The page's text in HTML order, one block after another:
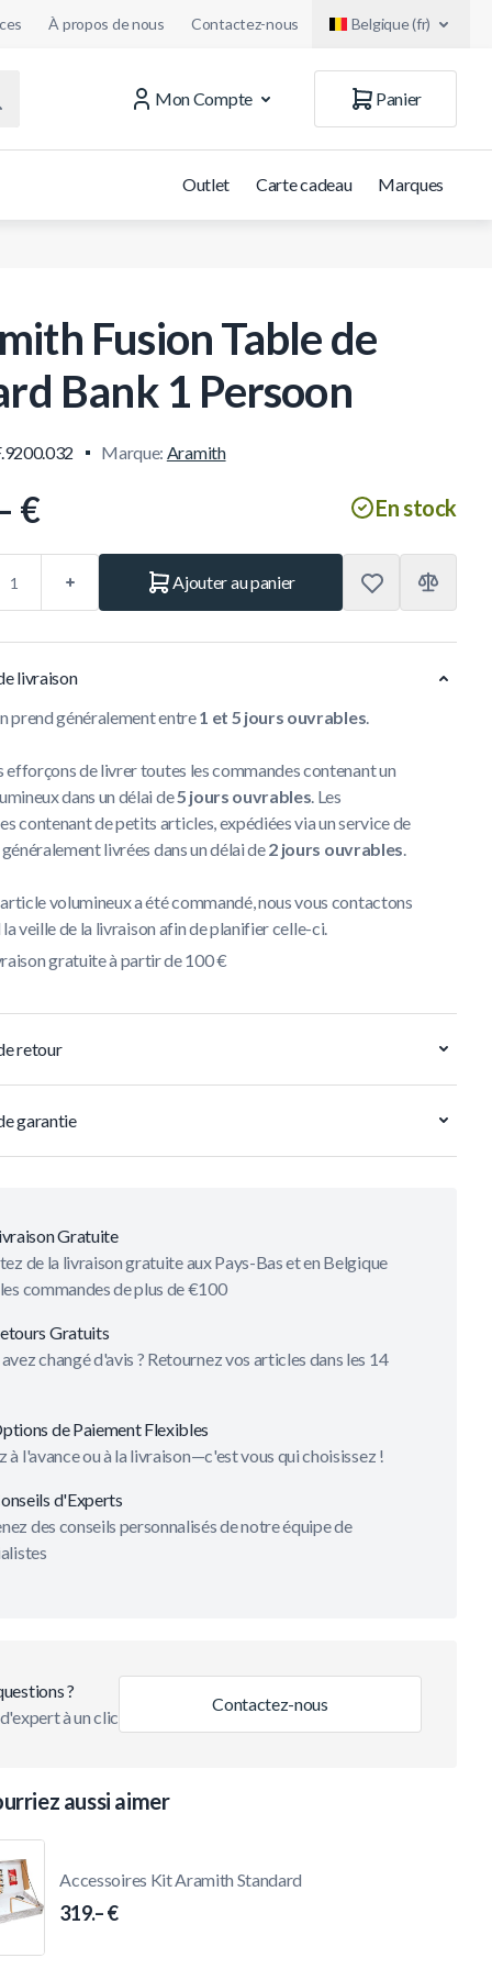
À propos de nous Contactez-nous Belgique (fr)
Mon Compte Panier
Outlet Carte cadeau Marques
Fusion Table de
Bank 1 Persoon
Marque: Aramith
€ En stock
Ajouter au panier
livraison
prend généralement entre1 et 5 jours ouvrables.
efforçons de livrer toutes les commandes contenant un
dans un délai de5 jours ouvrables. Les
contenant de petits articles, expédiées via un service de
livrées dans un délai de2 jours ouvrables.
article volumineux a été commandé, nous vous contactons
veille de la livraison afin de planifier celle-ci.
gratuite à partir de 100 €
retour
garantie
Gratuite
de la livraison gratuite aux Pays-Bas et en Belgique
commandes de plus de €100
Gratuits
changé d'avis ? Retournez vos articles dans les 14
de Paiement Flexibles
à l'avance ou à la livraison—c'est vous qui choisissez !
d'Experts
des conseils personnalisés de notre équipe de
?
à un clic
Contactez-nous
aussi aimer
Accessoires Kit Aramith Standard
319.– €